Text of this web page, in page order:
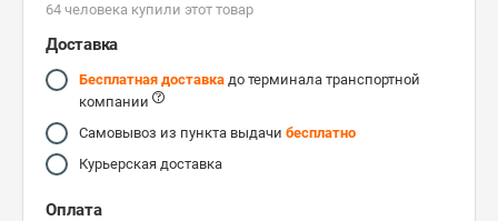
64 человекa купили этот товар
Доставка
Бесплатная доставка до терминала транспортной
компании
Самовывоз из пункта выдачи бесплатно
Курьерская доставка
Оплата